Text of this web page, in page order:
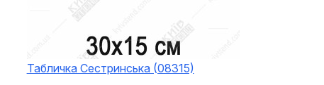
Табличка Сестринська (08315)